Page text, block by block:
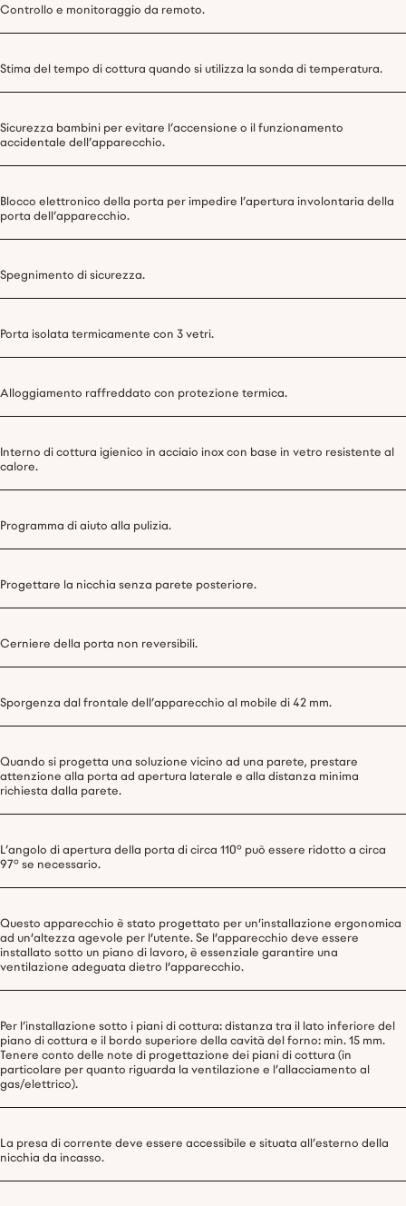
Controllo e monitoraggio da remoto.
Stima del tempo di cottura quando si utilizza la sonda di temperatura.
Sicurezza bambini per evitare l’accensione o il funzionamento
accidentale dell’apparecchio.
Blocco elettronico della porta per impedire l’apertura involontaria della
porta dell’apparecchio.
Spegnimento di sicurezza.
Porta isolata termicamente con 3 vetri.
Alloggiamento raffreddato con protezione termica.
Interno di cottura igienico in acciaio inox con base in vetro resistente al
calore.
Programma di aiuto alla pulizia.
Progettare la nicchia senza parete posteriore.
Cerniere della porta non reversibili.
Sporgenza dal frontale dell’apparecchio al mobile di 42 mm.
Quando si progetta una soluzione vicino ad una parete, prestare
attenzione alla porta ad apertura laterale e alla distanza minima
richiesta dalla parete.
L’angolo di apertura della porta di circa 110° può essere ridotto a circa
97° se necessario.
Questo apparecchio è stato progettato per un'installazione ergonomica
ad un'altezza agevole per l'utente. Se l'apparecchio deve essere
installato sotto un piano di lavoro, è essenziale garantire una
ventilazione adeguata dietro l'apparecchio.
Per l’installazione sotto i piani di cottura: distanza tra il lato inferiore del
piano di cottura e il bordo superiore della cavità del forno: min. 15 mm.
Tenere conto delle note di progettazione dei piani di cottura (in
particolare per quanto riguarda la ventilazione e l’allacciamento al
gas/elettrico).
La presa di corrente deve essere accessibile e situata all’esterno della
nicchia da incasso.